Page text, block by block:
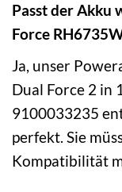
Passt der Akku
Force
Ja, unser
Dual Force 2 in
9100033235
perfekt. Sie
Kompatibilität